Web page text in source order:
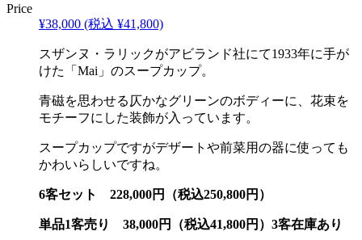
Price
¥38,000 (税込 ¥41,800)
スザンヌ・ラリックがアビランド社にて1933年に手が
けた「Mai」のスープカップ。
青磁を思わせる仄かなグリーンのボディーに、花束を
モチーフにした装飾が入っています。
スープカップですがデザートや前菜用の器に使っても
かわいらしいですね。
6客セット 228,000円（税込250,800円）
単品1客売り 38,000円（税込41,800円）3客在庫あり